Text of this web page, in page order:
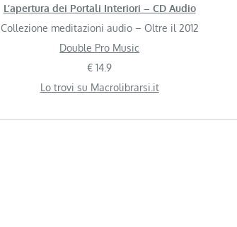
L’apertura dei Portali Interiori – CD Audio
Collezione meditazioni audio – Oltre il 2012
Double Pro Music
€ 14.9
Lo trovi su Macrolibrarsi.it